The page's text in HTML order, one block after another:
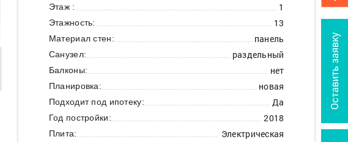
Оставить заявку
Этаж : 1
Этажность: 13
Материал стен: панель
Санузел: раздельный
Балконы: нет
Планировка: новая
Подходит под ипотеку: Да
Год постройки: 2018
Плита: Электрическая